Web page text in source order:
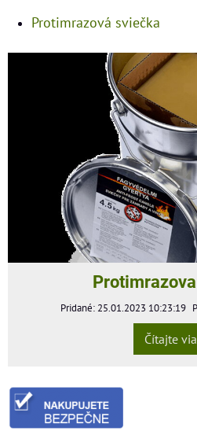
Protimrazová sviečka
Pridané: 25.01.2023 10:23:19
Čítajte